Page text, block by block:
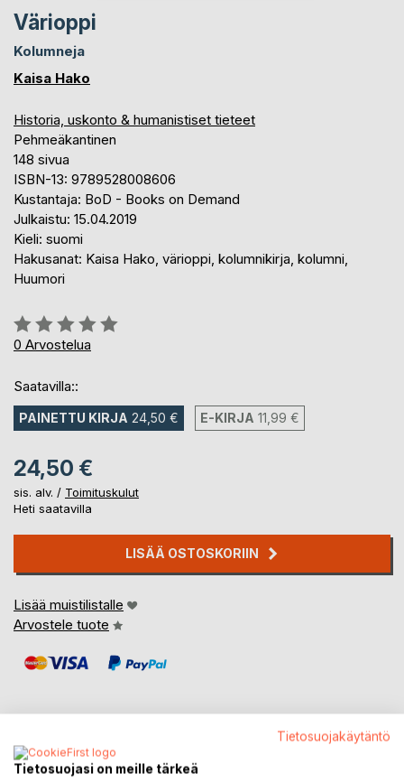
Värioppi
Kolumneja
Kaisa Hako
Historia, uskonto & humanistiset tieteet
Pehmeäkantinen
148 sivua
ISBN-13: 9789528008606
Kustantaja: BoD - Books on Demand
Julkaistu: 15.04.2019
Kieli: suomi
Hakusanat: Kaisa Hako, värioppi, kolumnikirja, kolumni,
Huumori
Arvostelu::
0%
0 Arvostelua
Saatavilla::
PAINETTU KIRJA 24,50 € E-KIRJA 11,99 €
24,50 €
sis. alv. / Toimituskulut
Heti saatavilla
LISÄÄ OSTOSKORIIN
Lisää muistilistalle
Arvostele tuote
KUVAUS
Tietosuojakäytäntö
Tietosuojasi on meille tärkeä